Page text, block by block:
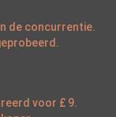
de concurrentie.
voor £ 9.